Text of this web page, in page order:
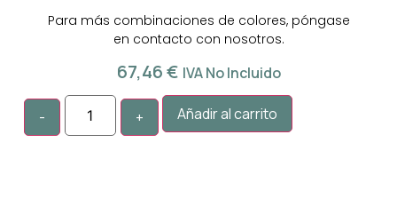
Para más combinaciones de colores, póngase
en contacto con nosotros.
67,46€ IVA No Incluido
Añadir al carrito